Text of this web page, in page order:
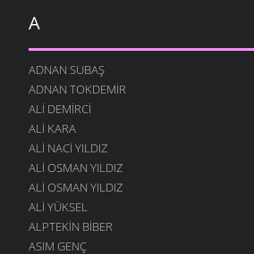
A
ADNAN SUBAŞ
ADNAN TOKDEMIR
ALI DEMIRCI
ALI KARA
ALI NACI YILDIZ
ALI OSMAN YILDIZ
ALI OSMAN YILDIZ
ALI YÜKSEL
ALPTEKIN BIBER
ASIM GENÇ